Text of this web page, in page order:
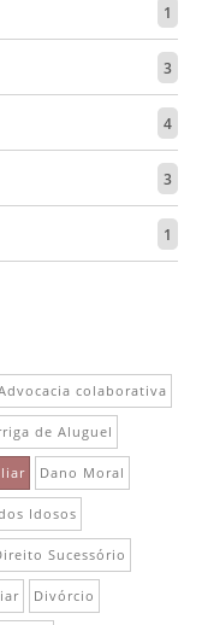
1
3
4
3
1
colaborativa
de Aluguel
Dano Moral
Idosos
Sucessório
Divórcio